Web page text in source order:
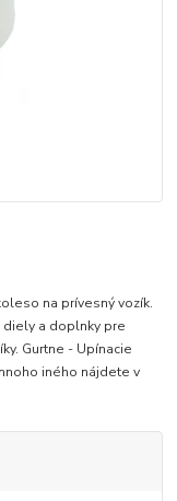
na prívesný vozík.
diely a doplnky pre
Gurtne - Upínacie
iného nájdete v